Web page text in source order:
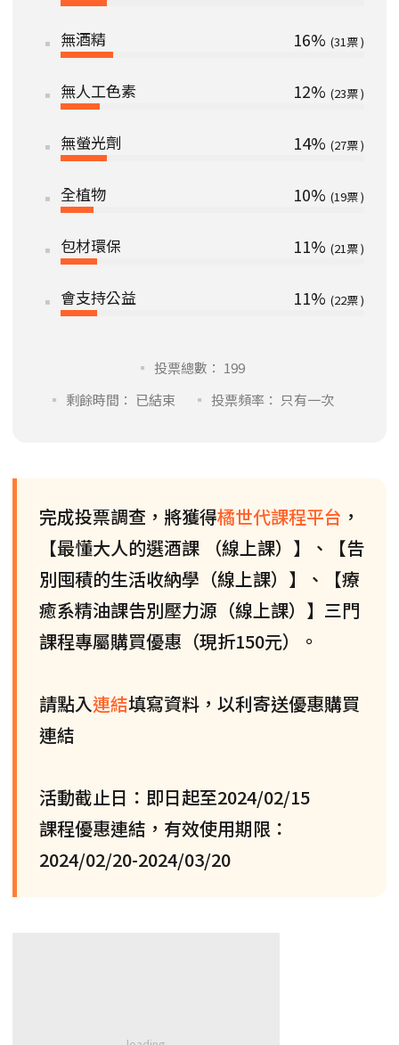
無酒精 16% 31
無人工色素 12% 23
無螢光劑 14% 27
全植物 10% 19
包材環保 11% 21
會支持公益 11% 22
投票總數： 199
剩餘時間： 已結束
投票頻率： 只有一次
完成投票調查，將獲得橘世代課程平台 ，
【最懂大人的選酒課 （線上課）】、【告
別囤積的生活收納學（線上課）】、【療
癒系精油課告別壓力源（線上課）】三門
課程專屬購買優惠（現折150元）。
請點入連結填寫資料，以利寄送優惠購買
連結
活動截止日：即日起至2024/02/15
課程優惠連結，有效使用期限：
2024/02/20-2024/03/20